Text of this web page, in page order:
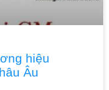
hiệu
Âu